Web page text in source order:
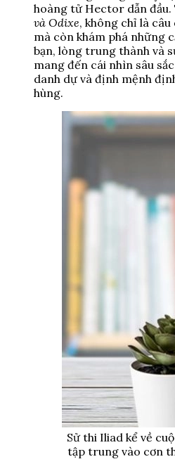
hoàng tử Hector dẫn đầu.
và Odixe, không chỉ là
mà còn khám phá những
bạn, lòng trung thành và
mang đến cái nhìn sâu
danh dự và định mệnh
hùng.
Sử thi Iliad kể về
tập trung vào cơn